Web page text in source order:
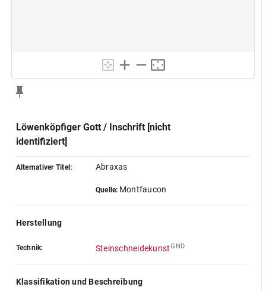
Löwenköpfiger Gott / Inschrift [nicht
identifiziert]
Alternativer Titel: Abraxas
Quelle: Montfaucon
Herstellung
Technik: SteinschneidekunstGND
Klassifikation und Beschreibung